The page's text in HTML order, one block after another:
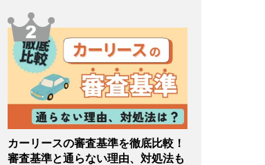
カーリースの審査基準を徹底比較！
審査基準と通らない理由、対処法も